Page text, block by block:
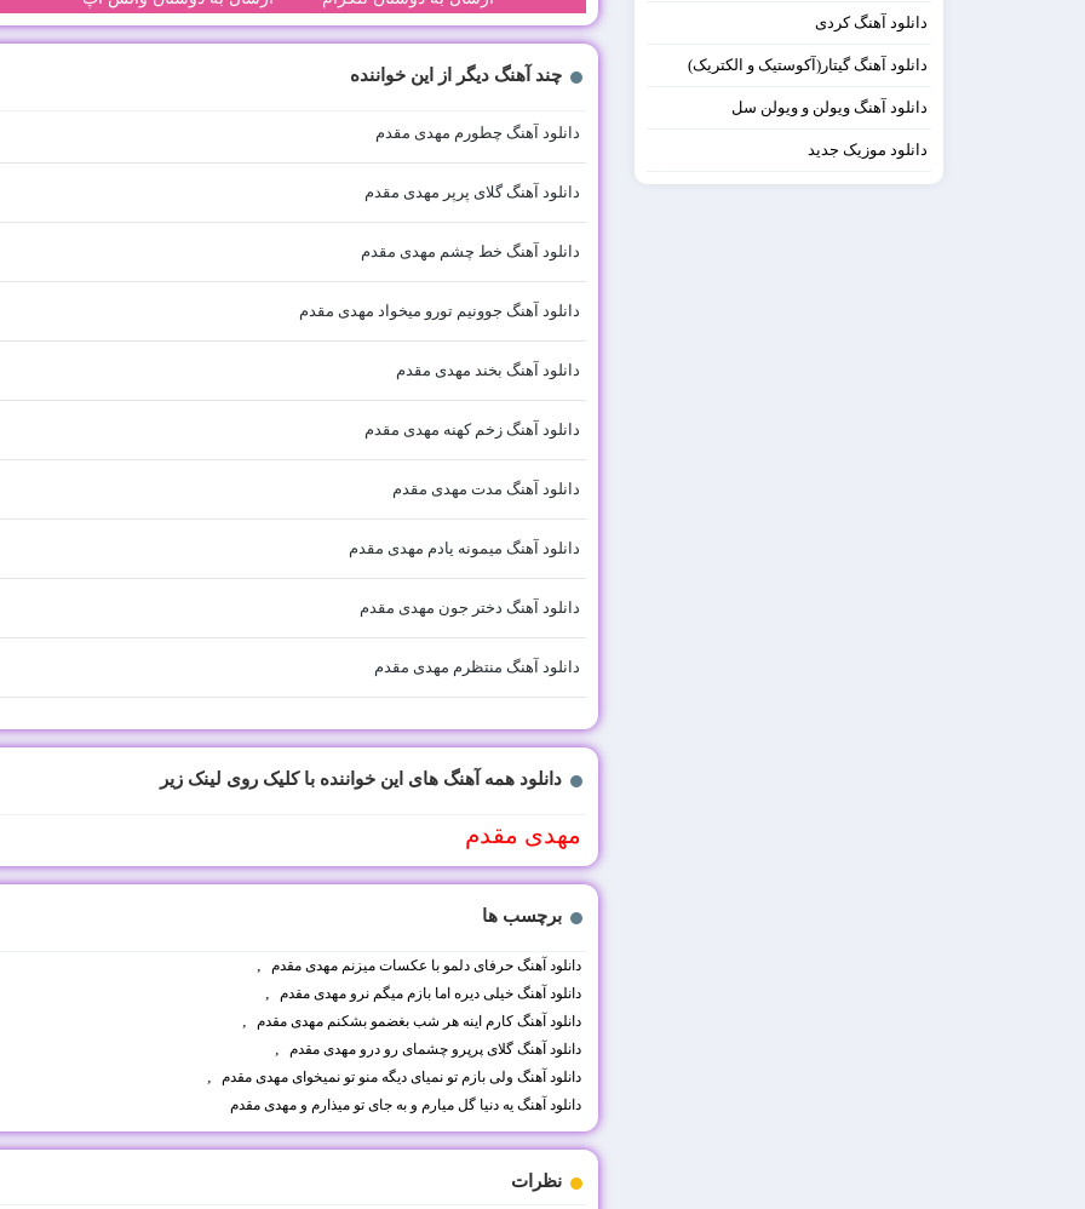
دانلود آهنگ کردی
دانلود آهنگ گیتار(آکوستیک و الکتریک)
دانلود آهنگ ویولن و ویولن سل
دانلود موزیک جدید
چند آهنگ دیگر از این خواننده
دانلود آهنگ چطورم مهدی مقدم
دانلود آهنگ گلای پرپر مهدی مقدم
دانلود آهنگ خط چشم مهدی مقدم
دانلود آهنگ جوونیم تورو میخواد مهدی مقدم
دانلود آهنگ بخند مهدی مقدم
دانلود آهنگ زخم کهنه مهدی مقدم
دانلود آهنگ مدت مهدی مقدم
دانلود آهنگ میمونه یادم مهدی مقدم
دانلود آهنگ دختر جون مهدی مقدم
دانلود آهنگ منتظرم مهدی مقدم
دانلود همه آهنگ های این خواننده با کلیک روی لینک زیر
مهدی مقدم
برچسب ها
دانلود آهنگ حرفای دلمو با عکسات میزنم مهدی مقدم ,
دانلود آهنگ خیلی دیره اما بازم میگم نرو مهدی مقدم ,
دانلود آهنگ کارم اینه هر شب بغضمو بشکنم مهدی مقدم ,
دانلود آهنگ گلای پرپرو چشمای رو درو مهدی مقدم ,
دانلود آهنگ ولی بازم تو نمیای دیگه منو تو نمیخوای مهدی مقدم ,
دانلود آهنگ یه دنیا گل میارم و به جای تو میذارم و مهدی مقدم
نظرات